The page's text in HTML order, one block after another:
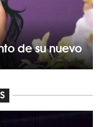
de su nuevo